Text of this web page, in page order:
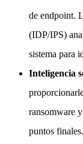
de endpoint.
(IDP/IPS)
sistema para
Inteligencia
ransomware
puntos